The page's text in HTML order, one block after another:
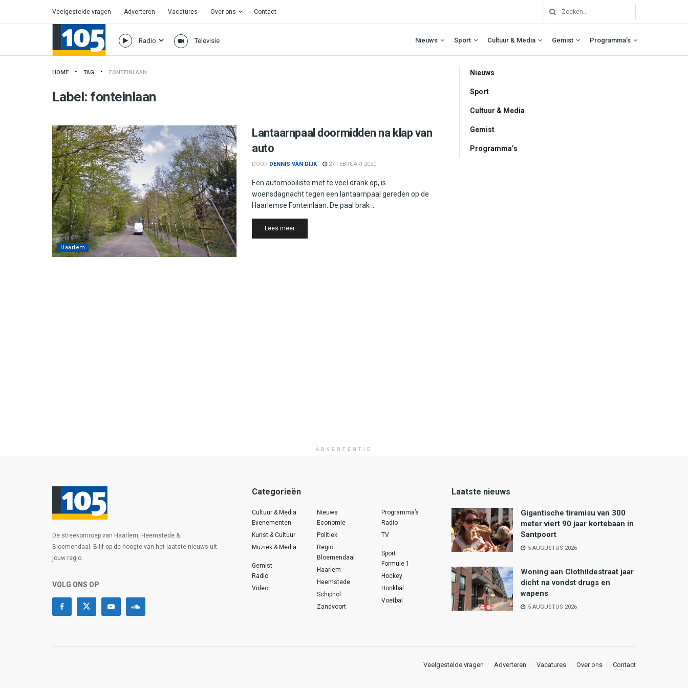
Veelgestelde vragen Adverteren Vacatures Over ons Contact
Radio Televisie Nieuws Sport Cultuur & Media Gemist Programma’s
HOME TAG FONTEINLAAN
Label: fonteinlaan
Haarlem
Lantaarnpaal doormidden na klap van
auto
DOOR DENNIS VAN DIJK 27 FEBRUARI 2020
Een automobiliste met te veel drank op, is
woensdagnacht tegen een lantaarnpaal gereden op de
Haarlemse Fonteinlaan. De paal brak ...
Lees meerDetails
Nieuws
Sport
Cultuur & Media
Gemist
Programma’s
ADVERTENTIE
De streekomroep van Haarlem, Heemstede &
Bloemendaal. Blijf op de hoogte van het laatste nieuws uit
jouw regio.
VOLG ONS OP
Categorieën
Cultuur & Media
Evenementen
Kunst & Cultuur
Muziek & Media
Gemist
Radio
Video
Nieuws
Economie
Politiek
Regio
Bloemendaal
Haarlem
Heemstede
Schiphol
Zandvoort
Programma’s
Radio
TV
Sport
Formule 1
Hockey
Honkbal
Voetbal
Laatste nieuws
Gigantische tiramisu van 300
meter viert 90 jaar kortebaan in
Santpoort
5 AUGUSTUS 2026
Woning aan Clothildestraat jaar
dicht na vondst drugs en
wapens
5 AUGUSTUS 2026
Veelgestelde vragen Adverteren Vacatures Over ons Contact